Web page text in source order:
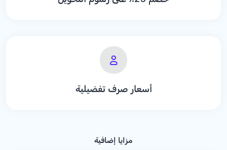
أسعار صرف تفضيلية
مزايا إضافية